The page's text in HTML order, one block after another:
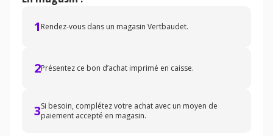
1 Rendez-vous dans un magasin Vertbaudet.
2Présentez ce bon d’achat imprimé en caisse.
3Si besoin, complétez votre achat avec un moyen de
paiement accepté en magasin.